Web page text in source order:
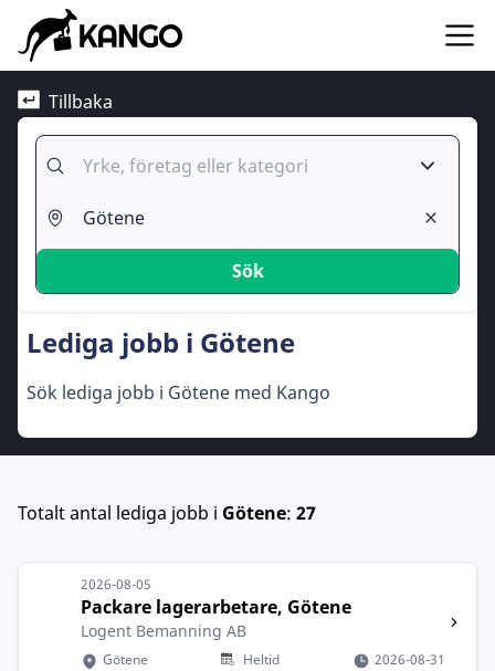
Tillbaka
Sök
Lediga jobb i Götene
Sök lediga jobb i Götene med Kango
Totalt antal lediga jobb i Götene: 27
2026-08-05
Packare lagerarbetare, Götene
Logent Bemanning AB
Götene Heltid 2026-08-31